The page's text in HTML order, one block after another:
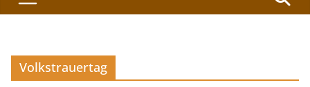
Volkstrauertag